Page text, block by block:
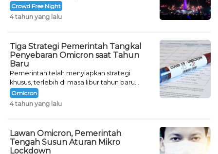
Crowd Free Night selama dua hari.
Crowd Free Night
4 tahun yang lalu
Tiga Strategi Pemerintah Tangkal
Penyebaran Omicron saat Tahun
Baru
Pemerintah telah menyiapkan strategi
khusus, terlebih di masa libur tahun baru
seperti saat ini.
Omicron
4 tahun yang lalu
Lawan Omicron, Pemerintah
Tengah Susun Aturan Mikro
Lockdown